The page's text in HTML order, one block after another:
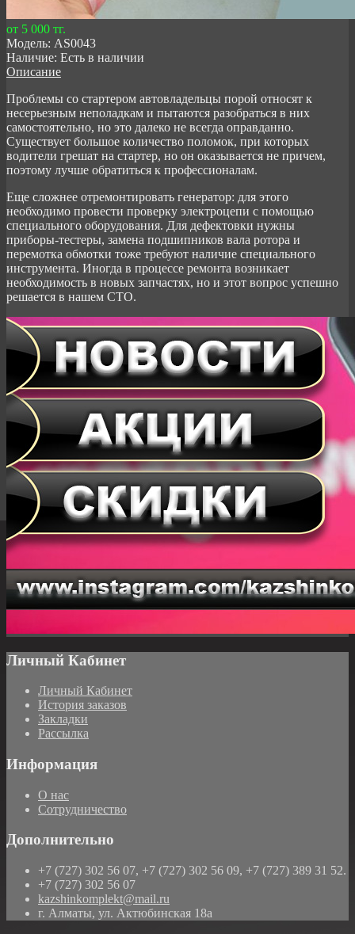
от 5 000 тг.
Модель: AS0043
Наличие: Есть в наличии
Описание
Проблемы со стартером автовладельцы порой относят к
несерьезным неполадкам и пытаются разобраться в них
самостоятельно, но это далеко не всегда оправданно.
Существует большое количество поломок, при которых
водители грешат на стартер, но он оказывается не причем,
поэтому лучше обратиться к профессионалам.
Еще сложнее отремонтировать генератор: для этого
необходимо провести проверку электроцепи с помощью
специального оборудования. Для дефектовки нужны
приборы-тестеры, замена подшипников вала ротора и
перемотка обмотки тоже требуют наличие специального
инструмента. Иногда в процессе ремонта возникает
необходимость в новых запчастях, но и этот вопрос успешно
решается в нашем СТО.
Личный Кабинет
Личный Кабинет
История заказов
Закладки
Рассылка
Информация
О нас
Сотрудничество
Дополнительно
+7 (727) 302 56 07, +7 (727) 302 56 09, +7 (727) 389 31 52.
+7 (727) 302 56 07
kazshinkomplekt@mail.ru
г. Алматы, ул. Актюбинская 18а